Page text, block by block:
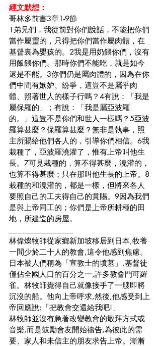
經文默想：
哥林多前書3章1-9節
1弟兄們，我從前對你們說話，不能把你們
當作屬靈的，只得把你們當作屬肉體，在
基督裏為嬰孩的。2我是用奶餵你們，沒有
用飯餵你們。那時你們不能吃，就是如今
還是不能。3你們仍是屬肉體的，因為在你
們中間有嫉妒、紛爭，這豈不是屬乎肉
體、照著世人的樣子行嗎？4有說：「我是
屬保羅的」；有說：「我是屬亞波羅
的。」這豈不是你們和世人一樣嗎？5亞波
羅算甚麼？保羅算甚麼？無非是執事，照
主所賜給他們各人的，引導你們相信。6我
栽種了，亞波羅澆灌了，惟有上帝叫他生
長。7可見栽種的，算不得甚麼，澆灌的，
也算不得甚麼；只在那叫他生長的上帝。8
栽種的和澆灌的，都是一樣，但將來各人
要照自己的工夫得自己的賞賜。9因為我們
是與上帝同工的；你們是上帝所耕種的田
地，所建造的房屋。
林偉燦牧師從家鄉新加坡移居到日本,牧養
一間少於二十人的教會,這令他感到焦慮。
日本被人們稱為「宣教士的墳墓」,基督徒
僅佔全國人口的百分之一,許多教會門可羅
雀。林牧師覺得自己就像接手了一艘即將
沉沒的船。他向上帝呼求,然後,他感受到上
帝回應說:「把教會交還給我吧!」
林牧師並沒有急著改變教會的敬拜方式或
音樂,而是鼓勵會友開始禱告,為彼此的需
要、家人和未信主的朋友求告上帝。漸漸